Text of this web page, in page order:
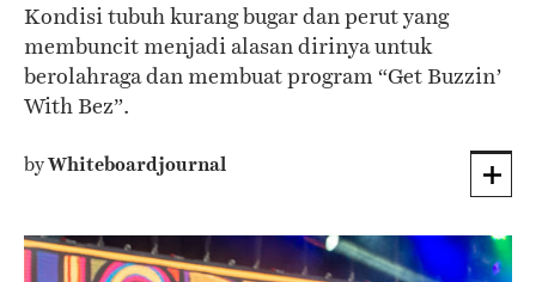
Kondisi tubuh kurang bugar dan perut yang
membuncit menjadi alasan dirinya untuk
berolahraga dan membuat program “Get Buzzin’
With Bez”.
byWhiteboardjournal